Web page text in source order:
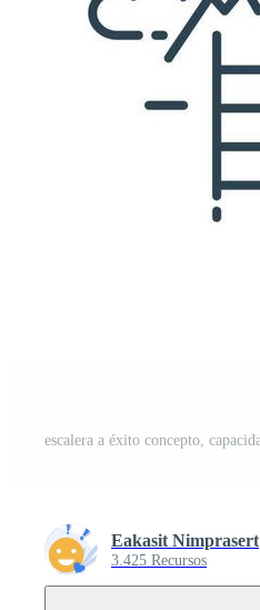
Eakasit Nimprasert
3.425 Recursos